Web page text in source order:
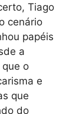
Tiago
cenário
papéis
a
o
e
que
do